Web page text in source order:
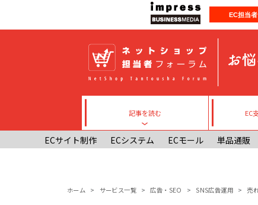
EC担当者
記事を読む
Toggle submenu
EC
ECサイト制作 ECシステム ECモール 単品通販
パンくず
ホーム サービス一覧 広告・SEO SNS広告運用 売